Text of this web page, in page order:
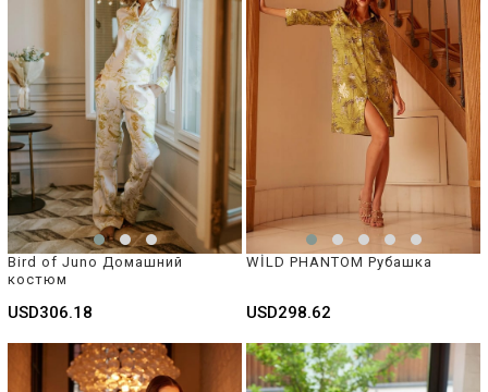
Bird of Juno Домашний
костюм
USD306.18
WİLD PHANTOM Рубашка
USD298.62